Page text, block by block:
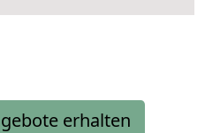
erhalten